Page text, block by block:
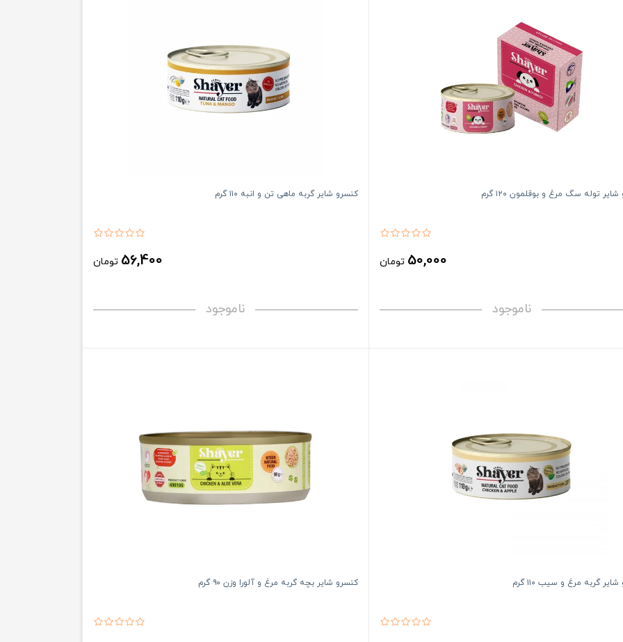
توله سگ مرغ و بوقلمون ۱۲۰ گرم
50,000 تومان
ناموجود
کنسرو شایر گربه ماهی تن و انبه ۱۱۰ گرم
56,400 تومان
ناموجود
گربه مرغ و سیب ۱۱۰ گرم کنسرو شایر بچه گربه مرغ و آلورا وزن ۹۰ گرم